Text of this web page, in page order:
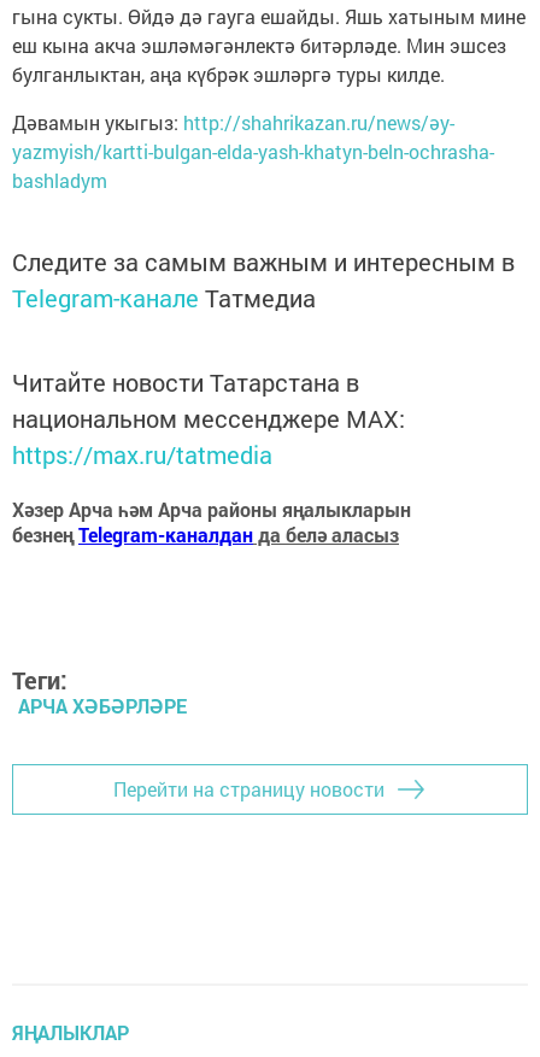
гына сукты. Өйдә дә гауга ешайды. Яшь хатыным мине
еш кына акча эшләмәгәнлектә битәрләде. Мин эшсез
булганлыктан, аңа күбрәк эшләргә туры килде.
Дәвамын укыгыз: http://shahrikazan.ru/news/әy-
yazmyish/kartti-bulgan-elda-yash-khatyn-beln-ochrasha-
bashladym
Следите за самым важным и интересным в
Telegram-канале Татмедиа
Читайте новости Татарстана в
национальном мессенджере MАХ:
https://max.ru/tatmedia
Хәзер Арча һәм Арча районы яңалыкларын
безнеңTelegram-каналданда белә аласыз
Теги:
АРЧА ХӘБӘРЛӘРЕ
Перейти на страницу новости
ЯҢАЛЫКЛАР